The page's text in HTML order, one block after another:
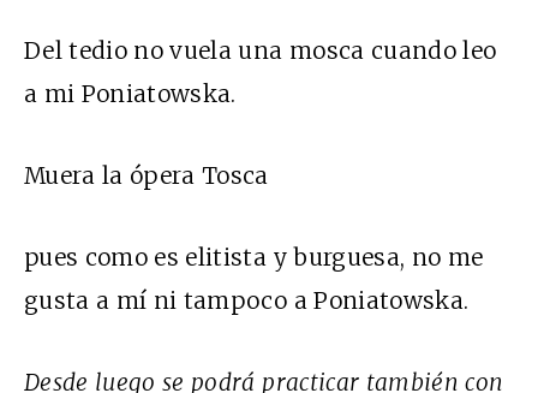
Del tedio no vuela una mosca cuando leo
a mi Poniatowska.
Muera la ópera Tosca
pues como es elitista y burguesa, no me
gusta a mí ni tampoco a Poniatowska.
Desde luego se podrá practicar también con